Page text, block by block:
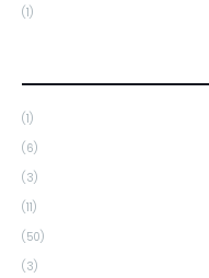
(1)
(1)
(6)
(3)
(11)
(50)
(3)